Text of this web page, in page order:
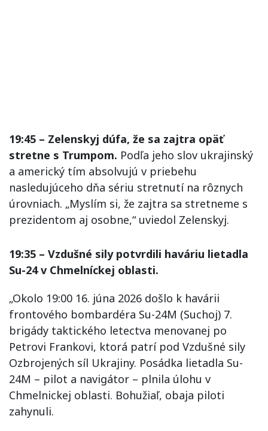
19:45 – Zelenskyj dúfa, že sa zajtra opäť
stretne s Trumpom. Podľa jeho slov ukrajinský
a americký tím absolvujú v priebehu
nasledujúceho dňa sériu stretnutí na rôznych
úrovniach. „Myslím si, že zajtra sa stretneme s
prezidentom aj osobne,“ uviedol Zelenskyj.
19:35 – Vzdušné sily potvrdili haváriu lietadla
Su-24 v Chmelníckej oblasti.
„Okolo 19:00 16. júna 2026 došlo k havárii
frontového bombardéra Su-24M (Suchoj) 7.
brigády taktického letectva menovanej po
Petrovi Frankovi, ktorá patrí pod Vzdušné sily
Ozbrojených síl Ukrajiny. Posádka lietadla Su-
24M – pilot a navigátor – plnila úlohu v
Chmelnickej oblasti. Bohužiaľ, obaja piloti
zahynuli.